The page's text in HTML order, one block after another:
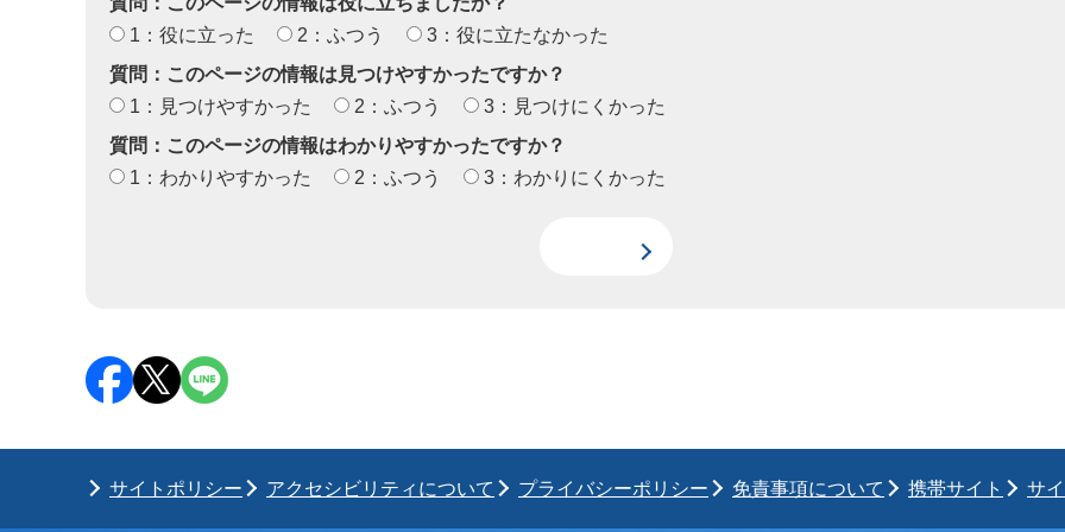
1：役に立った
2：ふつう
3：役に立たなかった
質問：このページの情報は見つけやすかったですか？
1：見つけやすかった
2：ふつう
3：見つけにくかった
質問：このページの情報はわかりやすかったですか？
1：わかりやすかった
2：ふつう 3：わかりにくかった
サイトポリシー アクセシビリティについて プライバシーポリシー 免責事項について 携帯サイト サ